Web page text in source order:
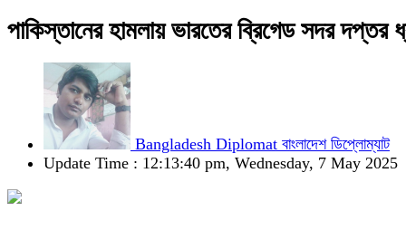
পাকিস্তানের হামলায় ভারতের ব্রিগেড সদর দপ্তর
Bangladesh Diplomat বাংলাদেশ ডিপ্লোম্যাট
Update Time : 12:13:40 pm, Wednesday, 7 May 2025